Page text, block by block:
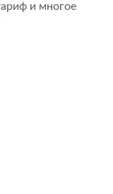
и многое